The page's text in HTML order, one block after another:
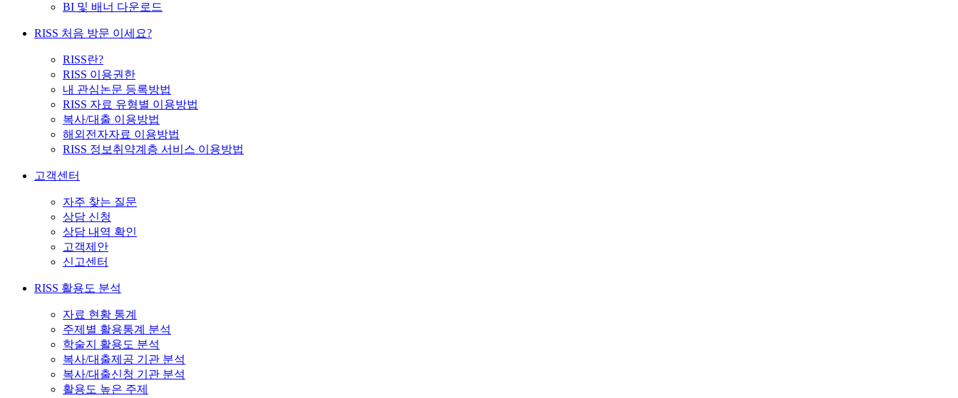
BI 및 배너 다운로드
RISS 처음 방문 이세요?
RISS란?
RISS 이용권한
내 관심논문 등록방법
RISS 자료 유형별 이용방법
복사/대출 이용방법
해외전자자료 이용방법
RISS 정보취약계층 서비스 이용방법
고객센터
자주 찾는 질문
상담 신청
상담 내역 확인
고객제안
신고센터
RISS 활용도 분석
자료 현황 통계
주제별 활용통계 분석
학술지 활용도 분석
복사/대출제공 기관 분석
복사/대출신청 기관 분석
활용도 높은 주제